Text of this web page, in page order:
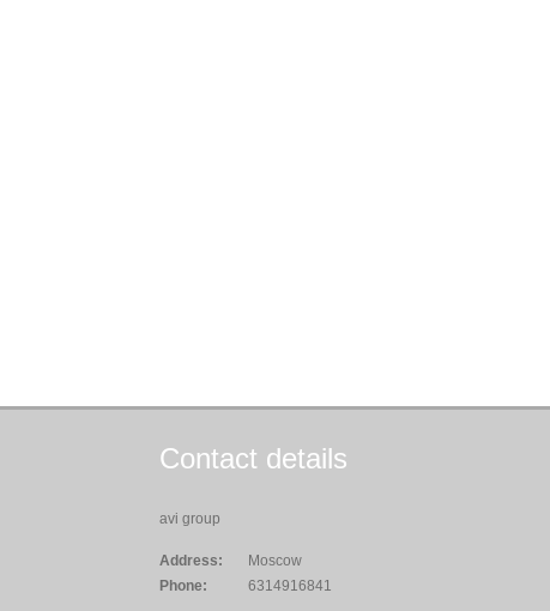
Contact details
avi group
Address:
Moscow
Phone:
6314916841